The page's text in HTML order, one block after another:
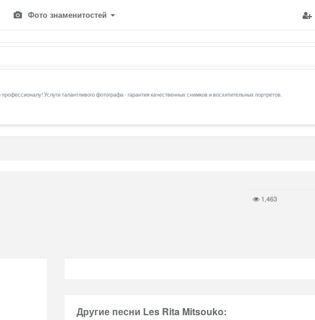
Фото знаменитостей
Услуги талантливого фотографа - гарантия качественных снимков и восхитительных портретов.
1,463
Другие песни Les Rita Mitsouko: